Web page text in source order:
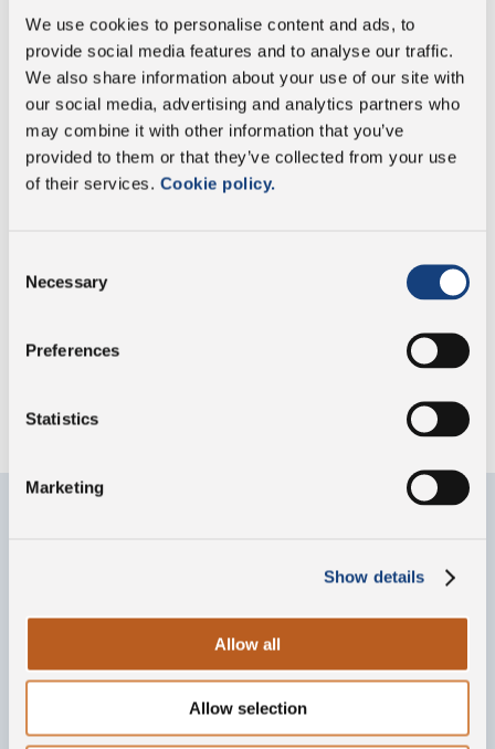
We use cookies to personalise content and ads, to
provide social media features and to analyse our traffic.
We also share information about your use of our site with
our social media, advertising and analytics partners who
may combine it with other information that you’ve
provided to them or that they’ve collected from your use
of their services. Cookie policy.
Selection
Necessary
Preferences
Statistics
Marketing
Show details
Allow all
Allow selection
saturi:
18 g
Carboidrati 0,1 g
di cui zuccheri: 0,1 g
gruppo e i nostri prodotti